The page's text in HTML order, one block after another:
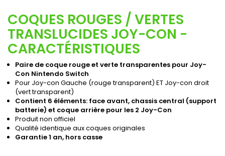
COQUES ROUGES / VERTES
TRANSLUCIDES JOY-CON -
CARACTÉRISTIQUES
Paire de coque rouge et verte transparentes pour Joy-
Con Nintendo Switch
Pour Joy-con Gauche (rouge transparent) ET Joy-con droit
(vert transparent)
Contient 6 éléments: face avant, chassis central (support
batterie) et coque arrière pour les 2 Joy-Con
Produit non officiel
Qualité identique aux coques originales
Garantie 1 an, hors casse